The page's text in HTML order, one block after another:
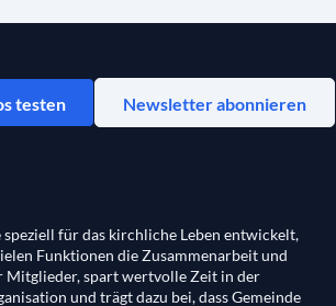
testen Newsletter abonnieren
für das kirchliche Leben entwickelt,
Funktionen die Zusammenarbeit und
Mitglieder, spart wertvolle Zeit in der
und trägt dazu bei, dass Gemeinde